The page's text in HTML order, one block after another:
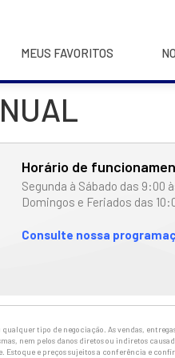
MEUS FAVORITOS
Horário de
Segunda à Sábado das 9:00
Domingos e Feriados das
Consulte nossa
tipo de negociação. As vendas,
nem pelos danos diretos ou indiretos
Estoque e preços sujeitos a conferência e